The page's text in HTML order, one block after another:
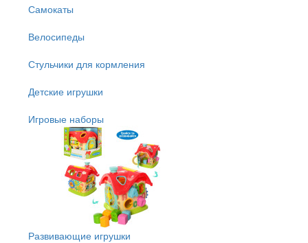
Самокаты
Велосипеды
Стульчики для кормления
Детские игрушки
Игровые наборы
Развивающие игрушки